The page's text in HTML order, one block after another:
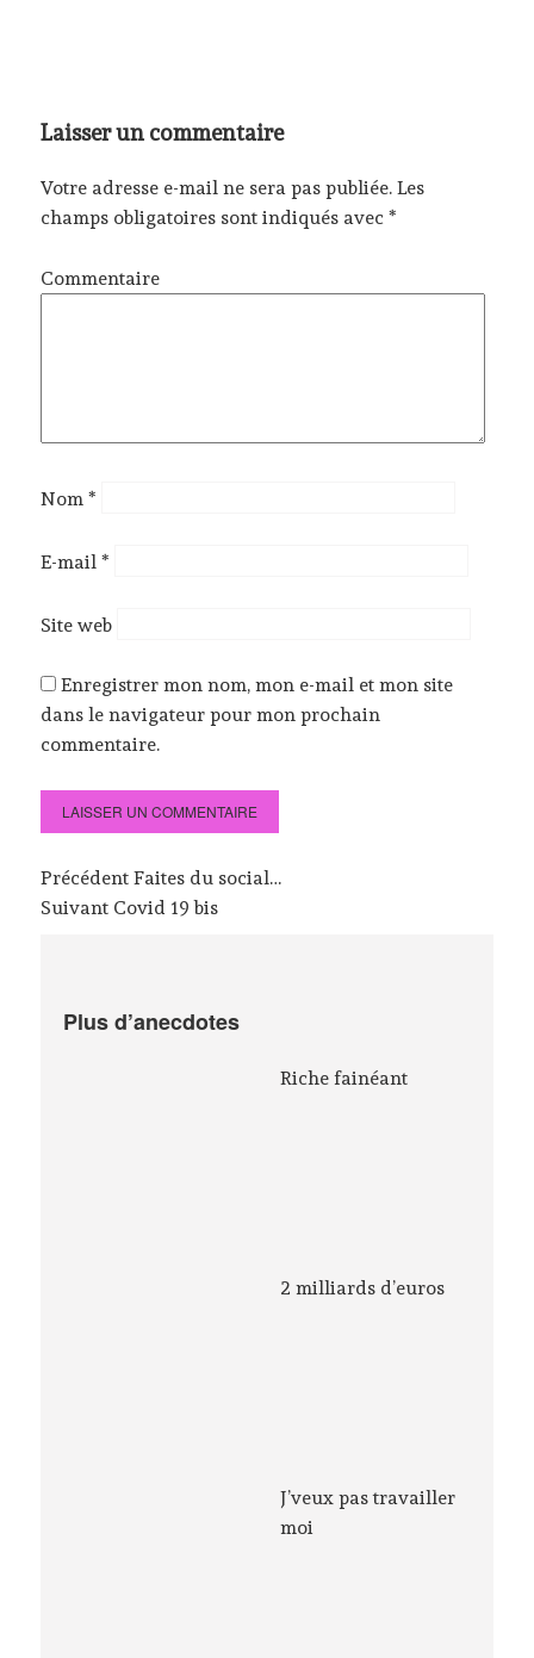
Laisser un commentaire
Votre adresse e-mail ne sera pas publiée. Les
champs obligatoires sont indiqués avec*
Commentaire
Nom*
E-mail*
Site web
Enregistrer mon nom, mon e-mail et mon site
dans le navigateur pour mon prochain
commentaire.
Navigation
de
Précédent Article
précédent
Faites du social…
Suivant Article
Covid 19 bis
Plus d’anecdotes
Riche fainéant
2 milliards d’euros
J’veux pas travailler
moi